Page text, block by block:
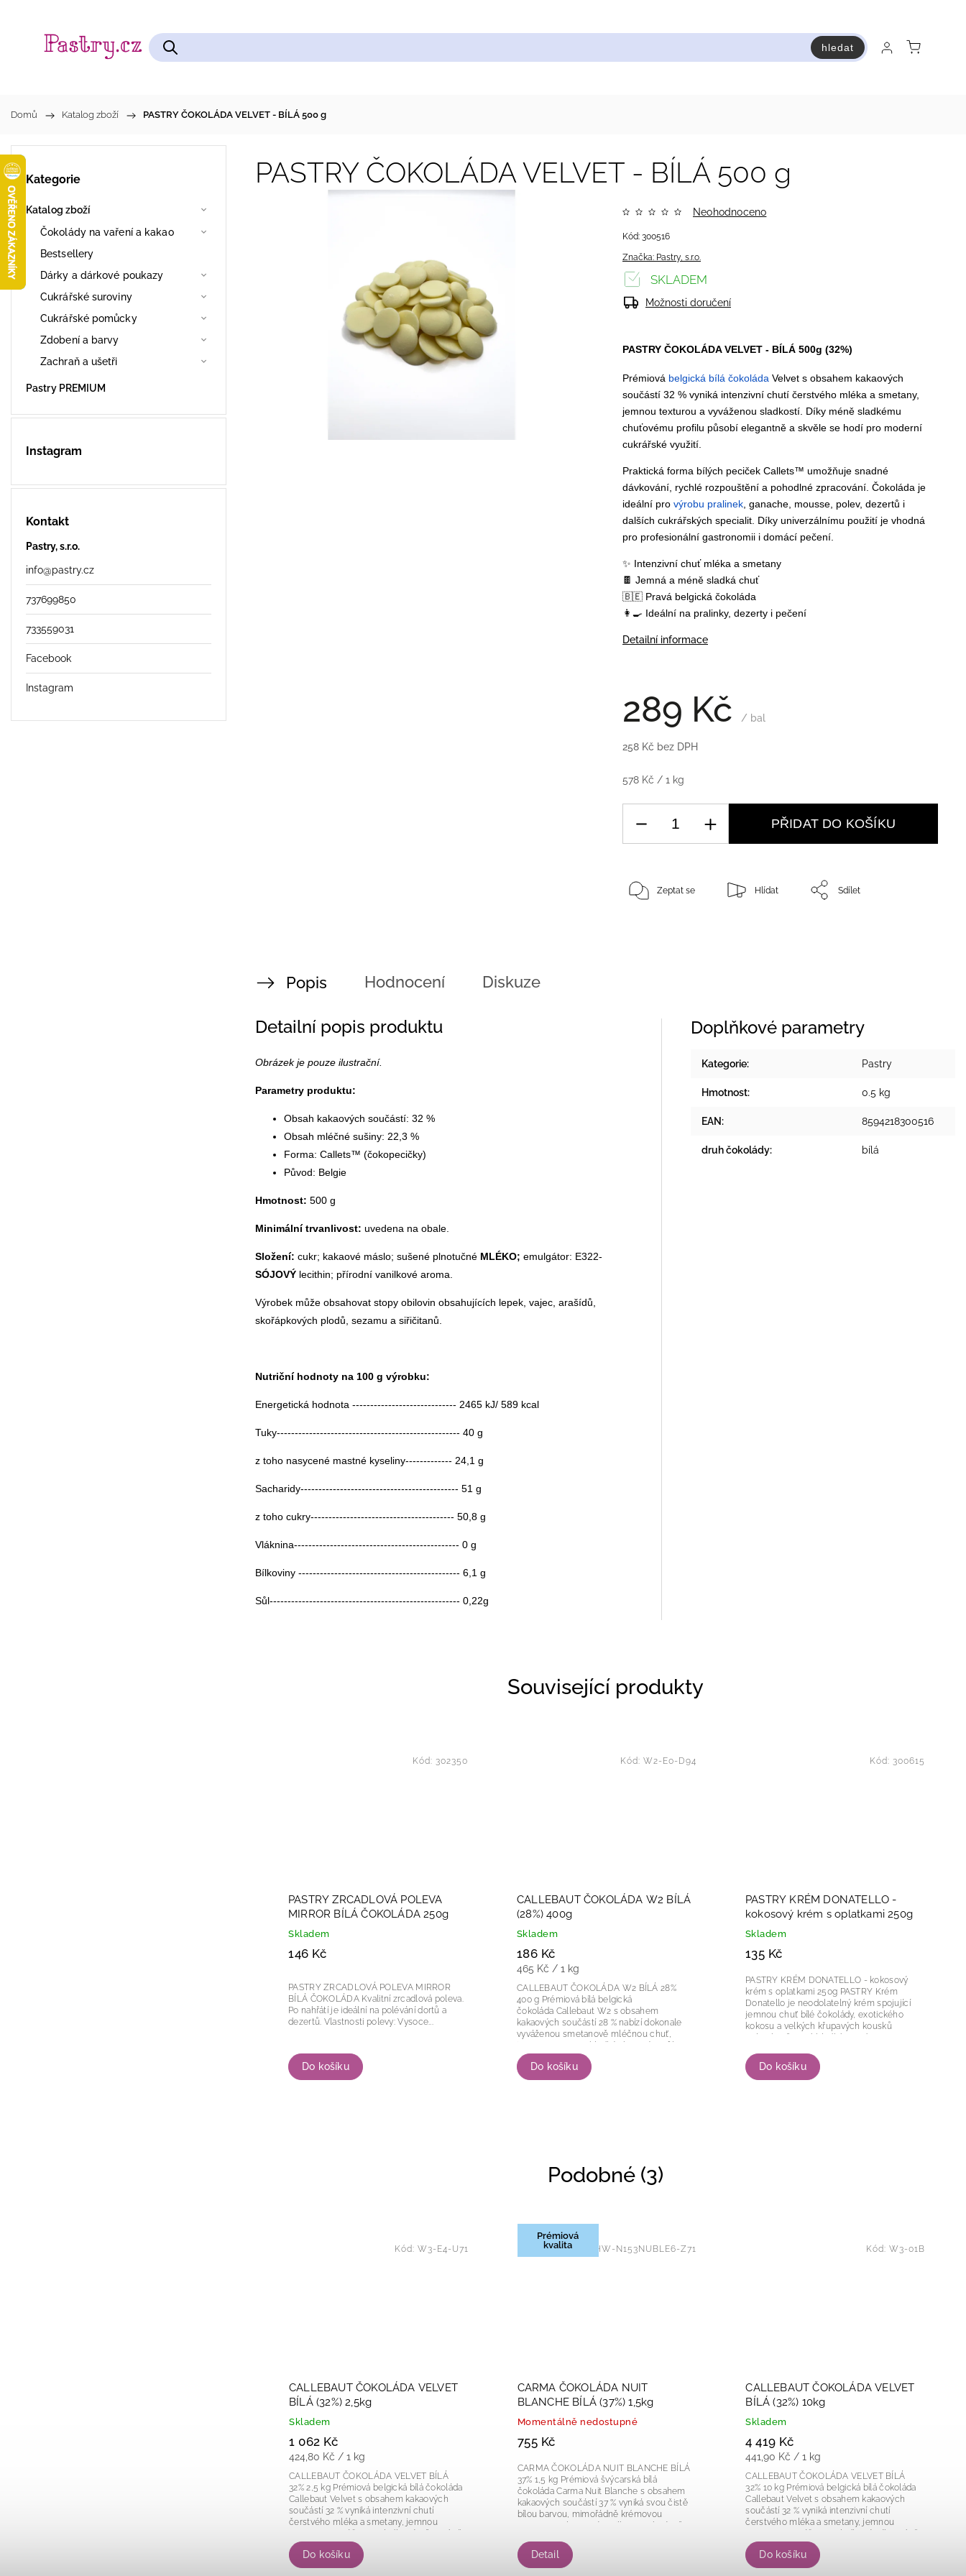
hledat
Domů / Katalog zboží / PASTRY ČOKOLÁDA VELVET - BÍLÁ 500 g
Kategorie
Katalog zboží
Čokolády na vaření a kakao
Bestsellery
Dárky a dárkové poukazy
Cukrářské suroviny
Cukrářské pomůcky
Zdobení a barvy
Zachraň a ušetři
Pastry PREMIUM
Instagram
Kontakt
Pastry, s.r.o.
info@pastry.cz
737699850
733559031
Facebook
Instagram
PASTRY ČOKOLÁDA VELVET - BÍLÁ 500 g
Značka: Pastry, s.r.o.
Neohodnoceno
289 Kč / bal
258 Kč bez DPH
578 Kč / 1 kg
Kód: 300516
PASTRY ČOKOLÁDA VELVET - BÍLÁ 500g (32%)
Prémiová belgická bílá čokoláda Velvet s obsahem kakaových
součástí 32 % vyniká intenzivní chutí čerstvého mléka a smetany,
jemnou texturou a vyváženou sladkostí. Díky méně sladkému
chuťovému profilu působí elegantně a skvěle se hodí pro moderní
cukrářské využití.
Praktická forma bílých peciček Callets™ umožňuje snadné
dávkování, rychlé rozpouštění a pohodlné zpracování. Čokoláda je
ideální pro výrobu pralinek, ganache, mousse, polev, dezertů i
dalších cukrářských specialit. Díky univerzálnímu použití je vhodná
pro profesionální gastronomii i domácí pečení.
✨ Intenzivní chuť mléka a smetany
🍫 Jemná a méně sladká chuť
🇧🇪 Pravá belgická čokoláda
👩‍🍳 Ideální na pralinky, dezerty i pečení
Detailní informace
SKLADEM
Možnosti doručení
PŘIDAT DO KOŠÍKU
Zeptat se Hlídat Sdílet
Popis Hodnocení Diskuze
Detailní popis produktu
Obrázek je pouze ilustrační.
Parametry produktu:
Obsah kakaových součástí: 32 %
Obsah mléčné sušiny: 22,3 %
Forma: Callets™ (čokopecičky)
Původ: Belgie
Hmotnost: 500 g
Minimální trvanlivost: uvedena na obale.
Složení: cukr; kakaové máslo; sušené plnotučné MLÉKO; emulgátor: E322-
SÓJOVÝ lecithin; přírodní vanilkové aroma.
Výrobek může obsahovat stopy obilovin obsahujících lepek, vajec, arašídů,
skořápkových plodů, sezamu a siřičitanů.
Nutriční hodnoty na 100 g výrobku:
Energetická hodnota ----------------------------- 2465 kJ/ 589 kcal
Tuky--------------------------------------------------- 40 g
z toho nasycené mastné kyseliny------------- 24,1 g
Sacharidy-------------------------------------------- 51 g
z toho cukry---------------------------------------- 50,8 g
Vláknina---------------------------------------------- 0 g
Bílkoviny --------------------------------------------- 6,1 g
Sůl----------------------------------------------------- 0,22g
Doplňkové parametry
Kategorie: Pastry
Hmotnost: 0.5 kg
EAN : 8594218300516
druh čokolády: bílá
Související produkty
PASTRY ZRCADLOVÁ POLEVA
MIRROR BÍLÁ ČOKOLÁDA 250g
Skladem
146 Kč
Do košíku
PASTRY ZRCADLOVÁ POLEVA MIRROR
BÍLÁ ČOKOLÁDA Kvalitní zrcadlová poleva.
Po nahřátí je ideální na polévání dortů a
dezertů. Vlastnosti polevy: Vysoce...
Kód: 302350
CALLEBAUT ČOKOLÁDA W2 BÍLÁ
(28%) 400g
Skladem
186 Kč
465 Kč / 1 kg
Do košíku
CALLEBAUT ČOKOLÁDA W2 BÍLÁ 28%
400 g Prémiová bílá belgická
čokoláda Callebaut W2 s obsahem
kakaových součástí 28 % nabízí dokonale
vyváženou smetanově mléčnou chuť,
Díky své univerzálnosti patří mezi...
Kód: W2-E0-D94
PASTRY KRÉM DONATELLO -
kokosový krém s oplatkami 250g
Skladem
135 Kč
Do košíku
PASTRY KRÉM DONATELLO - kokosový
krém s oplatkami 250g PASTRY Krém
Donatello je neodolatelný krém spojující
jemnou chuť bílé čokolády, exotického
kokosu a velkých křupavých kousků
Kód: 300615
Podobné (3)
CALLEBAUT ČOKOLÁDA VELVET
BÍLÁ (32%) 2,5kg
Skladem
1 062 Kč
424,80 Kč / 1 kg
Do košíku
CALLEBAUT ČOKOLÁDA VELVET BÍLÁ
32% 2,5 kg Prémiová belgická bílá čokoláda
Callebaut Velvet s obsahem kakaových
součástí 32 % vyniká intenzivní chutí
čerstvého mléka a smetany, jemnou
texturou a vyváženou sladkostí. Díky méně
sladkému chuťovému...
Kód: W3-E4-U71
Prémiová
kvalita
CARMA ČOKOLÁDA NUIT
BLANCHE BÍLÁ (37%) 1,5kg
Momentálně nedostupné
755 Kč
Detail
CARMA ČOKOLÁDA NUIT BLANCHE BÍLÁ
37% 1,5 kg Prémiová švýcarská bílá
čokoláda Carma Nuit Blanche s obsahem
kakaových součástí 37 % vyniká svou čistě
bílou barvou, mimořádně krémovou
Kód: CHW-N153NUBLE6-Z71
CALLEBAUT ČOKOLÁDA VELVET
BÍLÁ (32%) 10kg
Skladem
4 419 Kč
441,90 Kč / 1 kg
Do košíku
CALLEBAUT ČOKOLÁDA VELVET BÍLÁ
32% 10 kg Prémiová belgická bílá čokoláda
Callebaut Velvet s obsahem kakaových
součástí 32 % vyniká intenzivní chutí
čerstvého mléka a smetany, jemnou
texturou a vyváženou sladkostí. Díky méně
sladkému chuťovému...
Kód: W3-01B